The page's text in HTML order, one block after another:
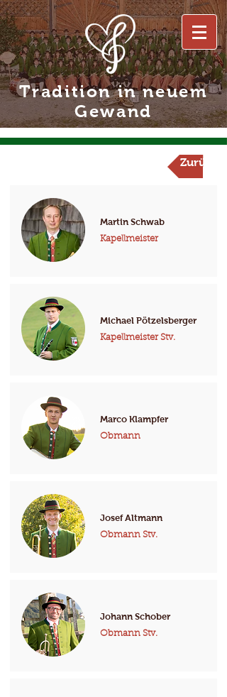
Tradition in neuem
Gewand
Zurück
Martin Schwab
Kapellmeister
Michael Pötzelsberger
Kapellmeister Stv.
Marco Klampfer
Obmann
Josef Altmann
Obmann Stv.
Johann Schober
Obmann Stv.